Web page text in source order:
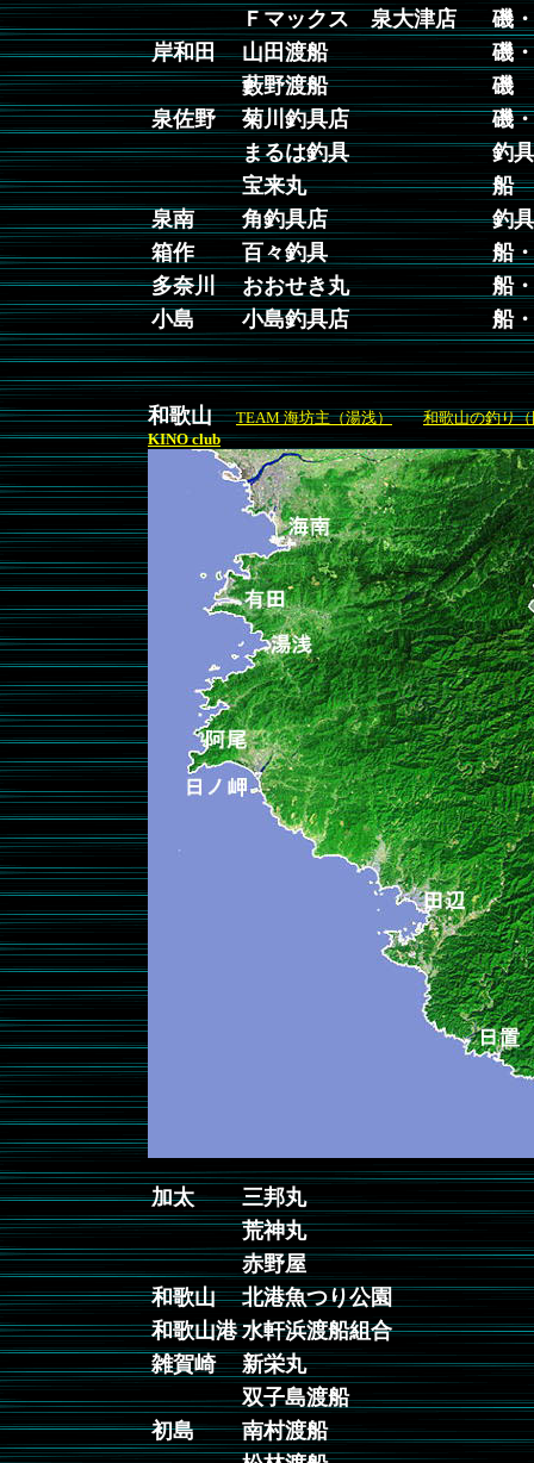
Ｆマックス 泉大津店
磯
岸和田
山田渡船
磯
藪野渡船
磯
泉佐野
菊川釣具店
磯
まるは釣具
釣具
宝来丸
船
泉南
角釣具店
釣具
箱作
百々釣具
船
多奈川
おおせき丸
船
小島
小島釣具店 船
和歌山 TEAM 海坊主（湯浅）
和歌山の釣り
KINO club
加太
三邦丸
荒神丸
赤野屋
和歌山
北港魚つり公園
和歌山港 水軒浜渡船組合
雑賀崎
新栄丸
双子島渡船
初島
南村渡船